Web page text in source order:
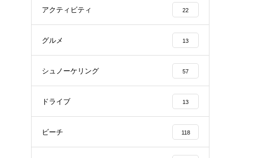
アクティビティ 22
グルメ 13
シュノーケリング 57
ドライブ 13
ビーチ 118